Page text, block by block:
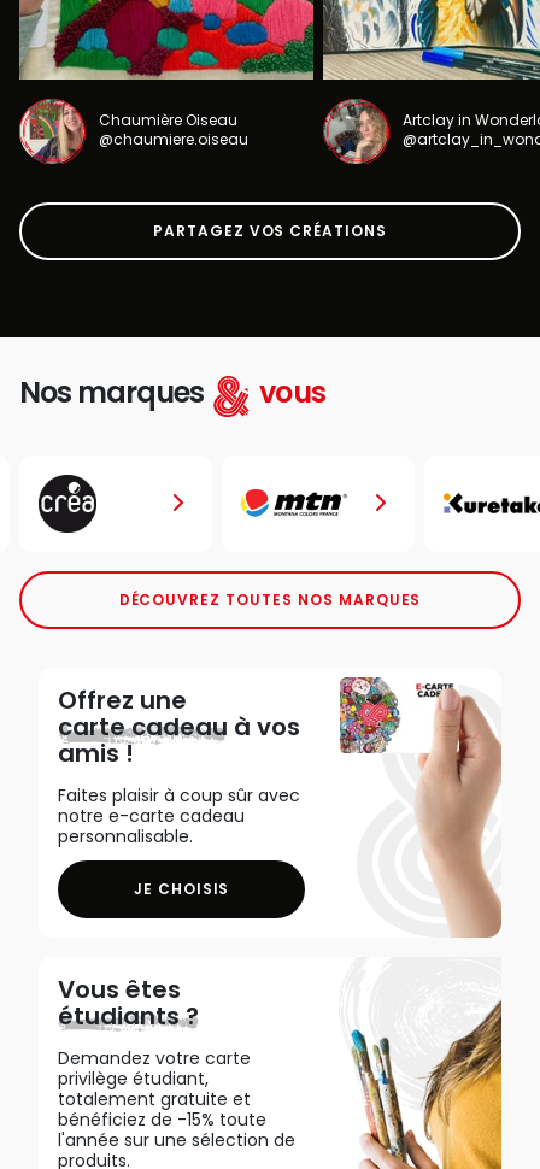
Chaumière Oiseau
@chaumiere.oiseau
Artclay in
PARTAGEZ VOS CRÉATIONS
Nos marques vous
DÉCOUVREZ TOUTES NOS MARQUES
Offrez une
carte cadeau à vos
amis !
Faites plaisir à coup sûr avec
notre e-carte cadeau
personnalisable.
JE CHOISIS
Vous êtes
étudiants ?
Demandez votre carte
privilège étudiant,
totalement gratuite et
bénéficiez de -15% toute
l'année sur une sélection de
produits.